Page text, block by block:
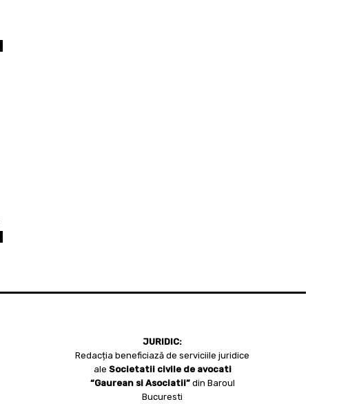
JURIDIC:
Redacția beneficiază de serviciile juridice
ale Societatii civile de avocati
“Gaurean si Asociatii” din Baroul
Bucuresti